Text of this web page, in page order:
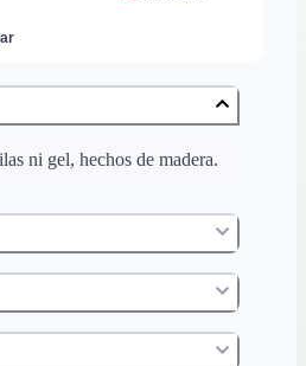
ni gel, hechos de madera.